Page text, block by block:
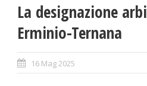
La designazione
Erminio-Ternana
16 Mag 2025